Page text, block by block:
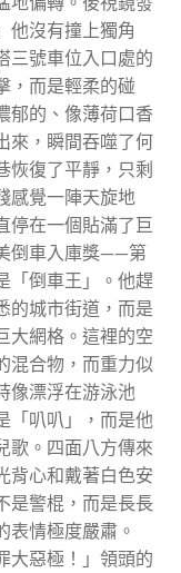
他沒有撞上獨角
三號車位入口處的
，而是輕柔的碰
郁的、像薄荷口香
來，瞬間吞噬了何
恢復了平靜，只剩
感覺一陣天旋地
停在一個貼滿了巨
倒車入庫獎——第
「倒車王」。他趕
的城市街道，而是
大網格。這裡的空
混合物，而重力似
像漂浮在游泳池
「叭叭」，而是他
歌。四面八方傳來
背心和戴著白色安
是警棍，而是長長
表情極度嚴肅。
大惡極！」領頭的